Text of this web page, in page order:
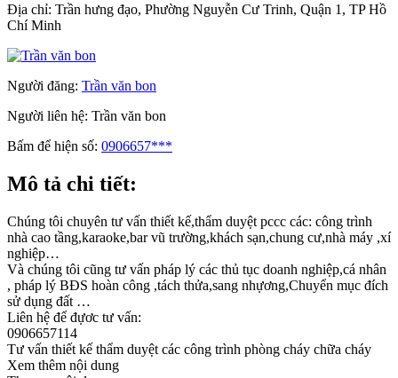
Địa chỉ: Trần hưng đạo, Phường Nguyễn Cư Trinh, Quận 1, TP Hồ
Chí Minh
Người đăng: Trần văn bon
Người liên hệ: Trần văn bon
Bấm để hiện số: 0906657***
Mô tả chi tiết:
Chúng tôi chuyên tư vấn thiết kế,thẩm duyệt pccc các: công trình
nhà cao tầng,karaoke,bar vũ trường,khách sạn,chung cư,nhà máy ,xí
nghiệp…
Và chúng tôi cũng tư vấn pháp lý các thủ tục doanh nghiệp,cá nhân
, pháp lý BĐS hoàn công ,tách thửa,sang nhựơng,Chuyển mục đích
sử dụng đất …
Liên hệ để đựơc tư vấn:
0906657114
Tư vấn thiết kế thẩm duyệt các công trình phòng cháy chữa cháy
Xem thêm nội dung